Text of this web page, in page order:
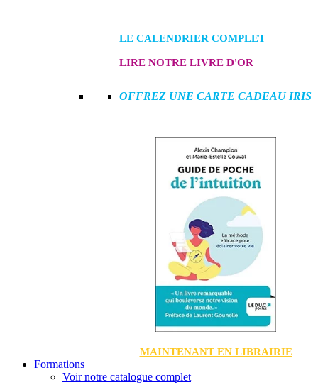
LE CALENDRIER COMPLET
LIRE NOTRE LIVRE D'OR
OFFREZ UNE CARTE CADEAU IRIS
MAINTENANT EN LIBRAIRIE
Formations
Voir notre catalogue complet